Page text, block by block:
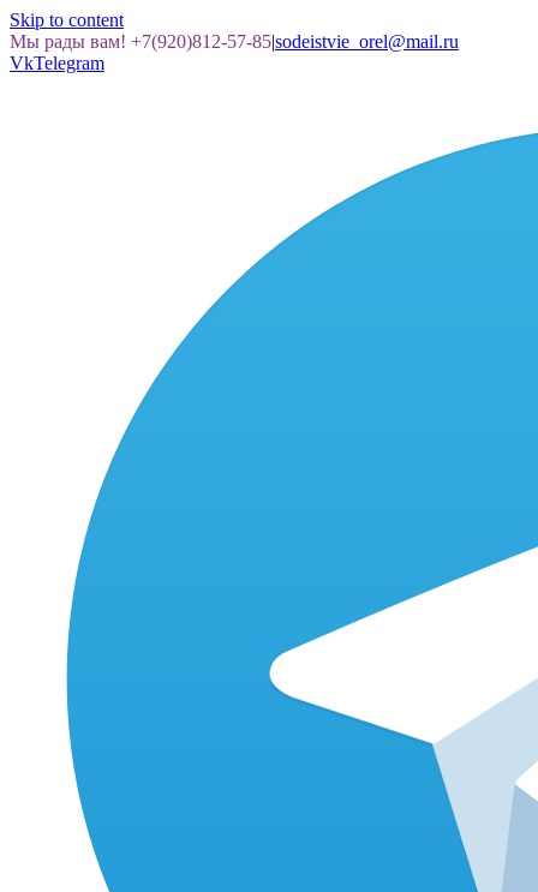
Skip to content
Мы рады вам! +7(920)812-57-85|sodeistvie_orel@mail.ru
VkTelegram